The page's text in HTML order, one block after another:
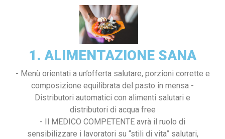
1. ALIMENTAZIONE SANA
- Menù orientati a un’offerta salutare, porzioni corrette e
composizione equilibrata del pasto in mensa -
Distributori automatici con alimenti salutari e
distributori di acqua free
- Il MEDICO COMPETENTE avrà il ruolo di
sensibilizzare i lavoratori su “stili di vita” salutari,